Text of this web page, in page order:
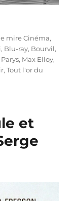
mire Cinéma,
, Blu-ray, Bourvil,
, Max Elloy,
,Tout l'or du
et